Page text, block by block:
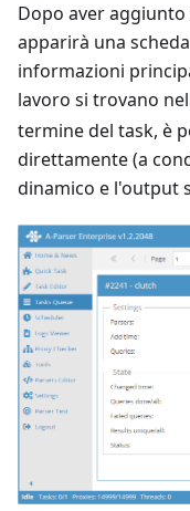
Dopo aver aggiunto
apparirà una
informazioni
lavoro si trovano
termine del task, è
direttamente (a
dinamico e l'output